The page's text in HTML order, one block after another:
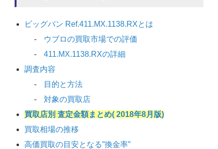
ビッグバン Ref.411.MX.1138.RXとは
ウブロの買取市場での評価
411.MX.1138.RXの詳細
調査内容
目的と方法
対象の買取店
買取店別 査定金額まとめ( 2018年8月版)
買取相場の推移
高価買取の目安となる”換金率”